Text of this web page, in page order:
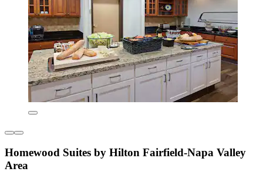
Homewood Suites by Hilton Fairfield-Napa Valley
Area